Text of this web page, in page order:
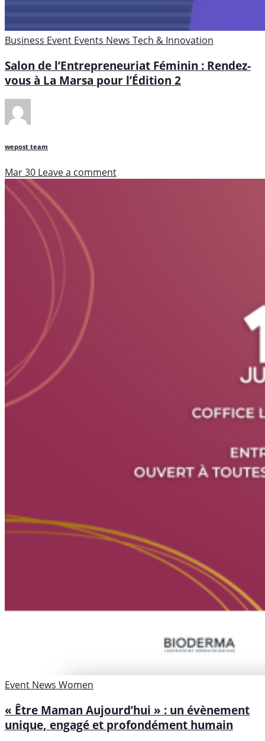
Business Event Events News Tech & Innovation
Salon de l’Entrepreneuriat Féminin : Rendez-
vous à La Marsa pour l’Édition 2
wepost team
Mar 30 Leave a comment
Event News Women
« Être Maman Aujourd’hui » : un évènement
unique, engagé et profondément humain